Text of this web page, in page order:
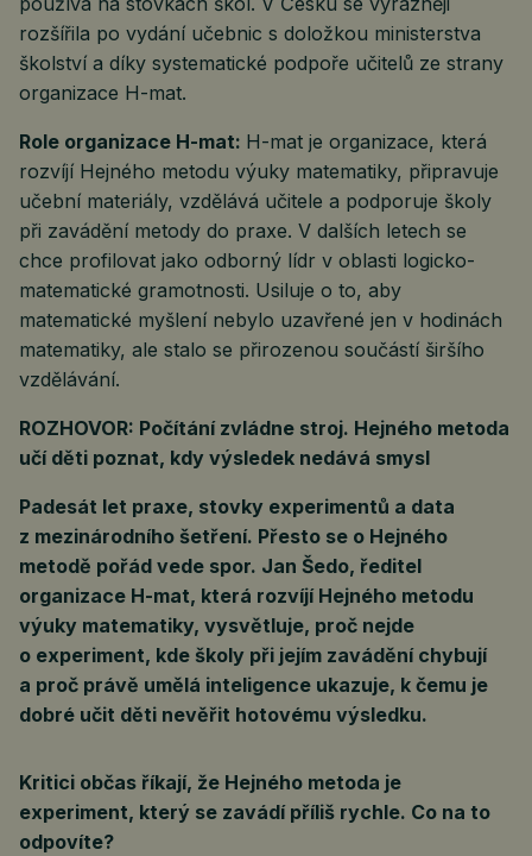
rozšířila po vydání učebnic s doložkou ministerstva
školství a díky systematické podpoře učitelů ze strany
organizace H-mat.
Role organizace H-mat: H-mat je organizace, která
rozvíjí Hejného metodu výuky matematiky, připravuje
učební materiály, vzdělává učitele a podporuje školy
při zavádění metody do praxe. V dalších letech se
chce profilovat jako odborný lídr v oblasti logicko-
matematické gramotnosti. Usiluje o to, aby
matematické myšlení nebylo uzavřené jen v hodinách
matematiky, ale stalo se přirozenou součástí širšího
vzdělávání.
ROZHOVOR: Počítání zvládne stroj. Hejného metoda
učí děti poznat, kdy výsledek nedává smysl
Padesát let praxe, stovky experimentů a data
z mezinárodního šetření. Přesto se o Hejného
metodě pořád vede spor. Jan Šedo, ředitel
organizace H-mat, která rozvíjí Hejného metodu
výuky matematiky, vysvětluje, proč nejde
o experiment, kde školy při jejím zavádění chybují
a proč právě umělá inteligence ukazuje, k čemu je
dobré učit děti nevěřit hotovému výsledku.
Kritici občas říkají, že Hejného metoda je
experiment, který se zavádí příliš rychle. Co na to
odpovíte?